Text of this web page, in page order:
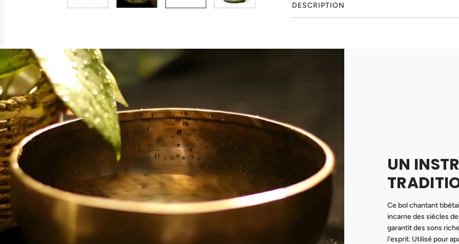
DESCRIPTION
UN
Ce bol chantant
incarne des siècles
garantit des sons
l'esprit. Utilisé pour